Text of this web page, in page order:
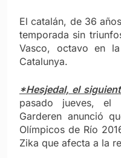
El catalán, de 36
temporada sin
Vasco, octavo en
Catalunya.
*Hesjedal, el
pasado jueves, el
Garderen anunció
Olímpicos de Río
Zika que afecta a la